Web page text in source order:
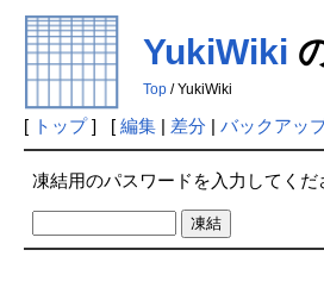
YukiWiki
Top/ YukiWiki
[ トップ] [ 編集| 差分| バックアッ
凍結用のパスワードを入力してくだ